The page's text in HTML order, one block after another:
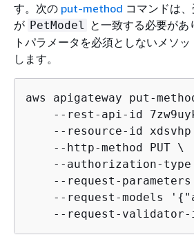
す。次の put-method コマンドは
が PetModel と一致する必要があ
トパラメータを必須としないメソ
します。
aws apigateway put-
--rest-api-id
--resource-id xdsvhp
    --http-method PUT \
--authorization-type
--request-parameters
    --request-models '
{
--request-